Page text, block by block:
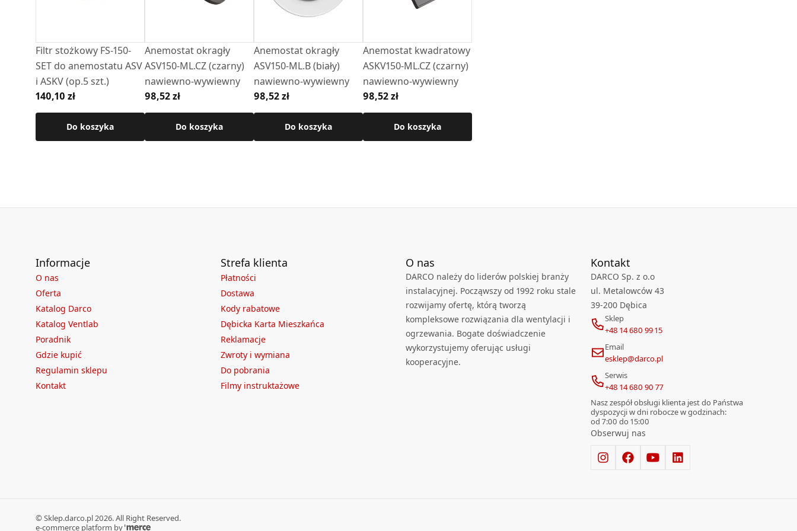
Zobacz wszystkie anemostaty wentylacyjne
Filtr stożkowy FS-150-
SET do anemostatu ASV
i ASKV (op.5 szt.)
140,10 zł
Do koszyka
Anemostat okragły
ASV150-ML.CZ (czarny)
nawiewno-wywiewny
98,52 zł
Do koszyka
Anemostat okragły
ASV150-ML.B (biały)
nawiewno-wywiewny
98,52 zł
Do koszyka
Anemostat kwadratowy
ASKV150-ML.CZ (czarny)
nawiewno-wywiewny
98,52 zł
Do koszyka
Informacje
O nas
Oferta
Katalog Darco
Katalog Ventlab
Poradnik
Gdzie kupić
Regulamin sklepu
Kontakt
Strefa klienta
Płatności
Dostawa
Kody rabatowe
Dębicka Karta Mieszkańca
Reklamacje
Zwroty i wymiana
Do pobrania
Filmy instruktażowe
O nas
DARCO należy do liderów polskiej branży
instalacyjnej. Począwszy od 1992 roku stale
rozwijamy ofertę, którą tworzą
kompleksowe rozwiązania dla wentylacji i
ogrzewania. Bogate doświadczenie
wykorzystujemy oferując usługi
kooperacyjne.
Kontakt
DARCO Sp. z o.o
ul. Metalowców 43
39-200 Dębica
Sklep
+48 14 680 99 15
Email
esklep@darco.pl
Serwis
+48 14 680 90 77
Nasz zespół obsługi klienta jest do Państwa
dyspozycji w dni robocze w godzinach:
od 7:00 do 15:00
Obserwuj nas
© Sklep.darco.pl 2026. All Right Reserved.
e-commerce platform by